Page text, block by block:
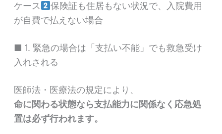
ケース
保険証も住居もない状況で、入院費用
が自費で払えない場合
■ 1. 緊急の場合は「支払い不能」でも救急受け
入れされる
医師法・医療法の規定により、
命に関わる状態なら支払能力に関係なく応急処
置は必ず行われます。